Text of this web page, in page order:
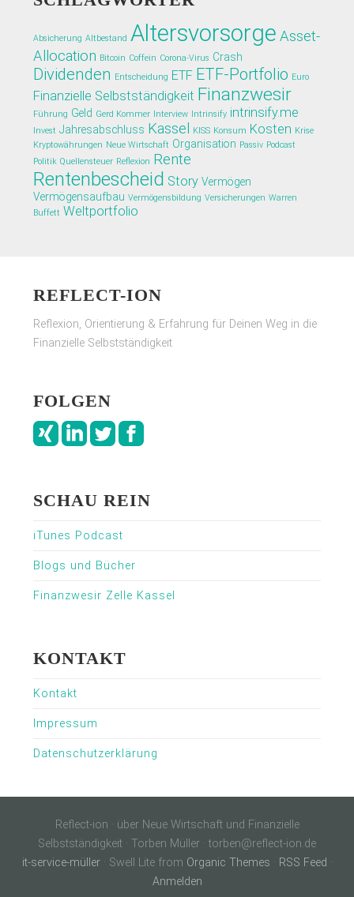
Absicherung Altbestand Altersvorsorge Asset-
Allocation Bitcoin Coffein Corona-Virus Crash
Dividenden Entscheidung ETF ETF-Portfolio Euro
Finanzielle Selbstständigkeit Finanzwesir
Führung Geld Gerd Kommer Interview Intrinsify intrinsify.me
Invest Jahresabschluss Kassel KISS Konsum Kosten Krise
Kryptowährungen Neue Wirtschaft Organisation Passiv Podcast
Politik Quellensteuer Reflexion Rente
Rentenbescheid Story Vermögen
Vermögensaufbau Vermögensbildung Versicherungen Warren
Buffett Weltportfolio
REFLECT-ION
Reflexion, Orientierung & Erfahrung für Deinen Weg in die
Finanzielle Selbstständigkeit
FOLGEN
SCHAU REIN
iTunes Podcast
Blogs und Bücher
Finanzwesir Zelle Kassel
KONTAKT
Kontakt
Impressum
Datenschutzerklärung
Reflect-ion · über Neue Wirtschaft und Finanzielle
Selbstständigkeit · Torben Müller · torben@reflect-ion.de
it-service-müller· Swell Lite from Organic Themes · RSS Feed ·
Anmelden